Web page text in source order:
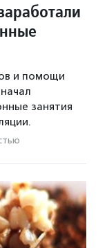
и помощи
занятия